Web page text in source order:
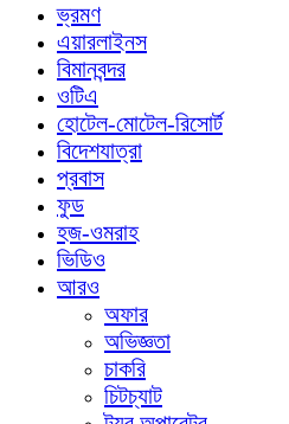
ভ্রমণ
এয়ারলাইনস
বিমানবন্দর
ওটিএ
হোটেল-মোটেল-রিসোর্ট
বিদেশযাত্রা
প্রবাস
ফুড
হজ-ওমরাহ
ভিডিও
আরও
অফার
অভিজ্ঞতা
চাকরি
চিটচ্যাট